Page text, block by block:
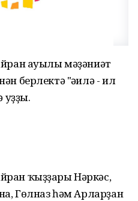
ауылы мәҙәниәт
берлектә "Ғәилә - ил
уҙҙы.
ҡыҙҙары Нәркәс,
Гөлназ һәм Арларҙан